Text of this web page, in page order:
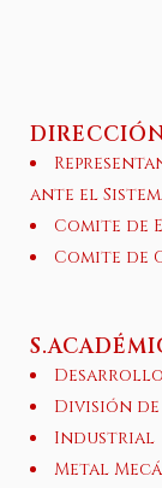
ante el
Comite de
Comite de
Desarrollo
División
Industrial
Metal